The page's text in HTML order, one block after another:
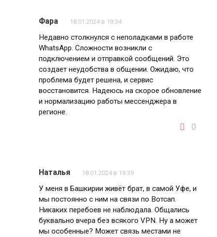
Фара 18.01.2024 в 19:34
Недавно столкнулся с неполадками в работе
WhatsApp. Сложности возникли с
подключением и отправкой сообщений. Это
создает неудобства в общении. Ожидаю, что
проблема будет решена, и сервис
восстановится. Надеюсь на скорое обновление
и нормализацию работы мессенджера в
регионе.
0
Наталья 18.01.2024 в 19:39
У меня в Башкирии живёт брат, в самой Уфе, и
мы постоянно с ним на связи по Вотсап.
Никаких перебоев не наблюдала. Общались
буквально вчера без всякого VPN. Ну а может
мы особенные? Может связь местами не